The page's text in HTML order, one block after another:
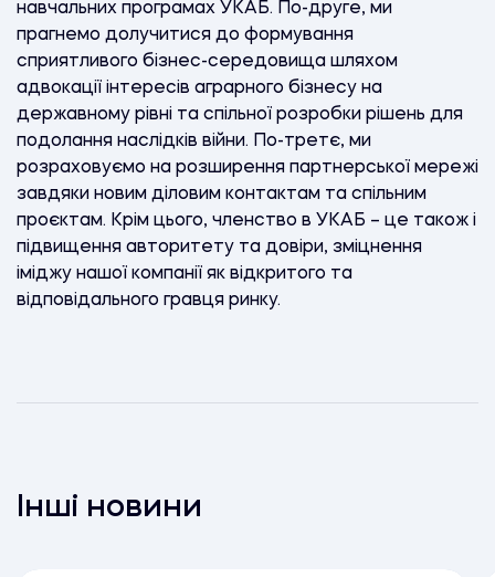
навчальних програмах УКАБ. По-друге, ми
прагнемо долучитися до формування
сприятливого бізнес-середовища шляхом
адвокації інтересів аграрного бізнесу на
державному рівні та спільної розробки рішень для
подолання наслідків війни. По-третє, ми
розраховуємо на розширення партнерської мережі
завдяки новим діловим контактам та спільним
проєктам. Крім цього, членство в УКАБ – це також і
підвищення авторитету та довіри, зміцнення
іміджу нашої компанії як відкритого та
відповідального гравця ринку.
Інші новини